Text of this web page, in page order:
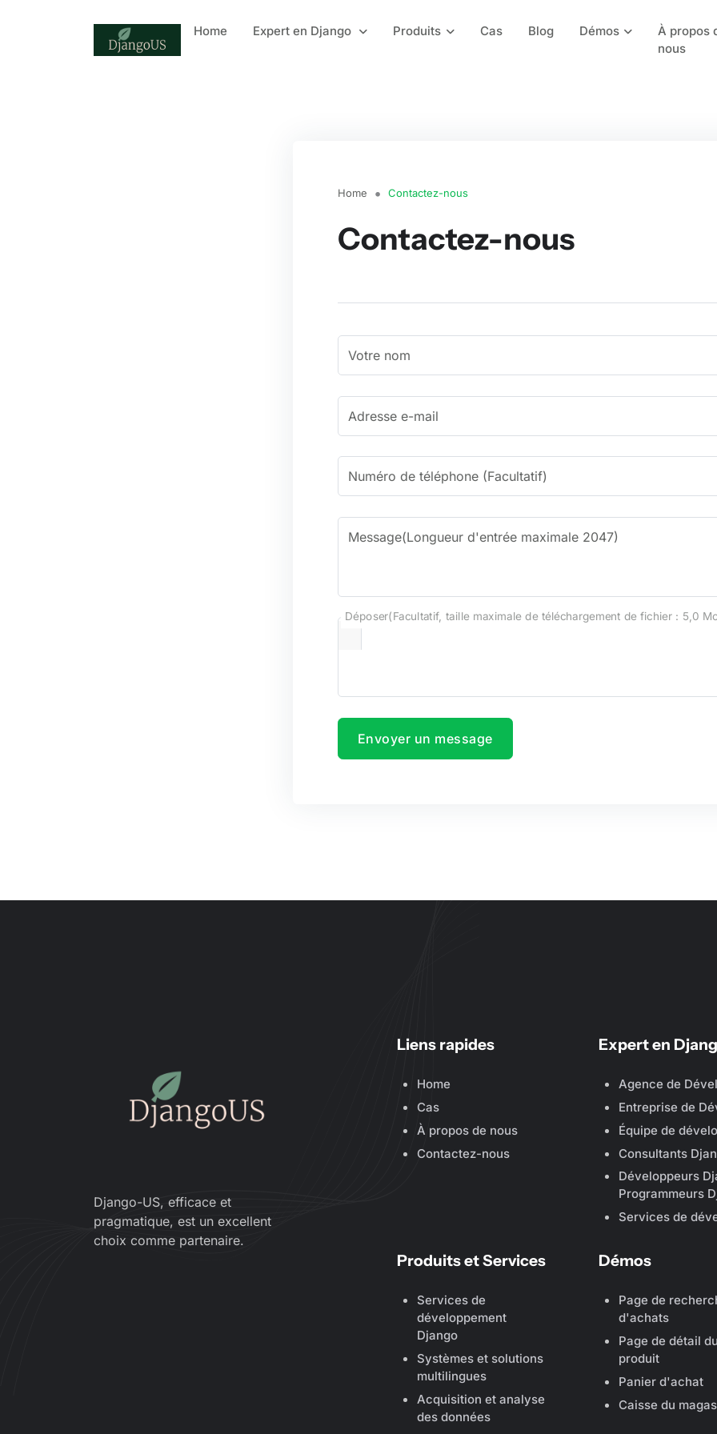
Home Expert en Django Produits Cas Blog Démos
À propos
nous
Home Contactez-nous
Contactez-nous
Votre nom
Adresse e-mail
Numéro de téléphone (Facultatif)
Message(Longueur d'entrée maximale 2047)
Déposer(Facultatif, taille maximale de téléchargement de fichier : 5,0
Envoyer un message
Django-US, efficace et
pragmatique, est un excellent
choix comme partenaire.
Liens rapides
Home
Cas
À propos de nous
Contactez-nous
Expert en
Agence de
Entreprise de
Équipe de
Consultants
Développeurs
Programmeurs
Services de
Produits et Services
Services de
développement
Django
Systèmes et solutions
multilingues
Acquisition et analyse
des données
Démos
Page de
d'achats
Page de détail
produit
Panier d'achat
Caisse du